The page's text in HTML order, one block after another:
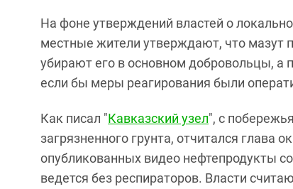
На фоне утверждений властей о
местные жители утверждают, что мазут
убирают его в основном добровольцы,
если бы меры реагирования были
Как писал "Кавказский узел", с
загрязненного грунта, отчитался глава
опубликованных видео нефтепродукты
ведется без респираторов. Власти